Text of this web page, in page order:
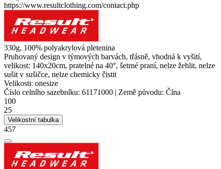
https://www.resultclothing.com/contact.php
330g, 100% polyakrylová pletenina
Pruhovaný design v týmových barvách, třásně, vhodná k vyšití,
velikost: 140x20cm, pratelné na 40°, šetrné praní, nelze žehlit, nelze
sušit v sušičce, nelze chemicky čistit
Velikosti: onesize
Číslo celního sazebníku: 61171000 | Země původu: Čína
100
25
Velikostní tabulka
457